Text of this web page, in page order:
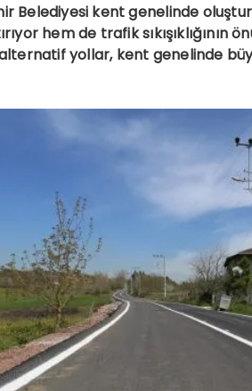
Belediyesi kent genelinde
hem de trafik sıkışıklığının
yollar, kent genelinde